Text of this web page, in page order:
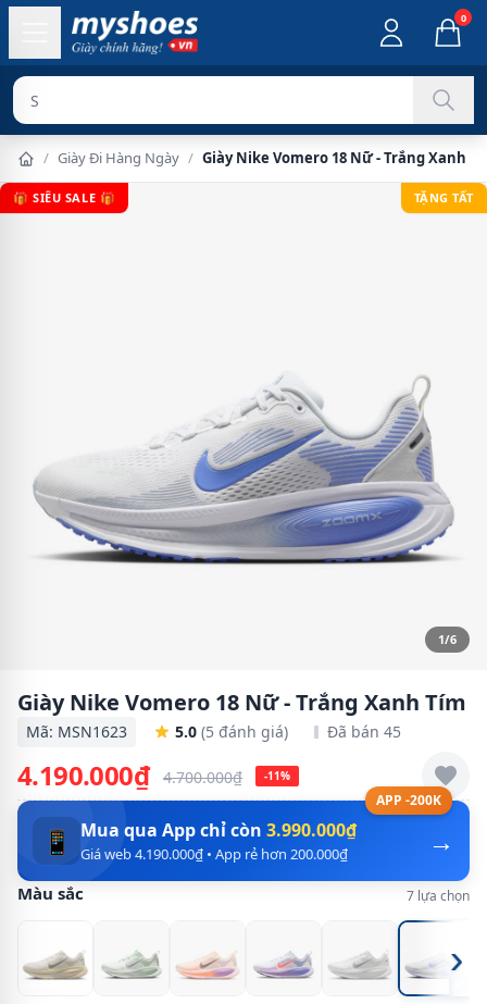
0
Sản phẩm chí
/ Giày Đi Hàng Ngày / Giày Nike Vomero 18 Nữ - Trắng Xanh
🎁 SIÊU SALE 🎁 TẶNG TẤT
1/6
Giày Nike Vomero 18 Nữ - Trắng Xanh Tím
Mã: MSN1623 5.0 (5 đánh giá) Đã bán 45
4.190.000₫ 4.700.000₫ -11%
APP -200K
→
📱 Mua qua App chỉ còn 3.990.000₫
Giá web 4.190.000₫ • App rẻ hơn 200.000₫
Màu sắc 7 lựa chọn
›